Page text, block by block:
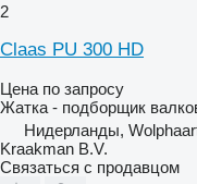
2
Claas PU 300 HD
Цена по запросу
Жатка - подборщик
Нидерланды,
Kraakman B.V.
Связаться с продавцом